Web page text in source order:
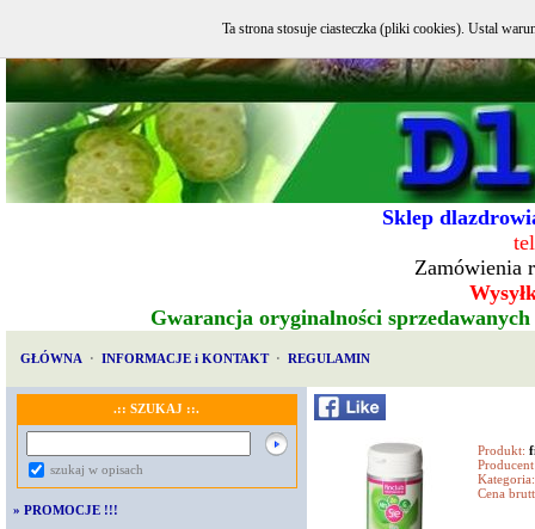
Sklep
Zamówienia
Gwarancja oryginalności
GŁÓWNA · INFORMACJE i KONTAKT · REGULAMIN
.:: SZUKAJ ::.
szukaj w opisach
» PROMOCJE !!!
Produkt:
Kategoria:
Cena
Ta strona stosuje ciasteczka (pliki cookies). Ustal